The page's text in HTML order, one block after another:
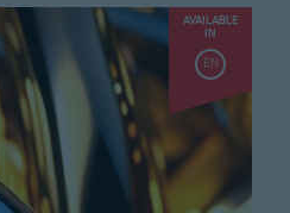
AVAILABLE
IN
EN